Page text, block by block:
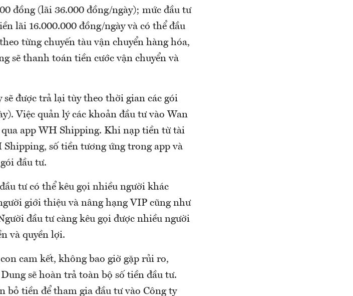
đồng (lãi 36.000 đồng/ngày); mức đầu tư
lãi 16.000.000 đồng/ngày và có thể đầu
từng chuyến tàu vận chuyển hàng hóa,
sẽ thanh toán tiền cước vận chuyển và
sẽ được trả lại tùy theo thời gian các gói
Việc quản lý các khoản đầu tư vào Wan
app WH Shipping. Khi nạp tiền từ tài
số tiền tương ứng trong app và
đầu tư.
tư có thể kêu gọi nhiều người khác
giới thiệu và nâng hạng VIP cũng như
đầu tư càng kêu gọi được nhiều người
và quyền lợi.
cam kết, không bao giờ gặp rủi ro,
sẽ hoàn trả toàn bộ số tiền đầu tư.
tiền để tham gia đầu tư vào Công ty